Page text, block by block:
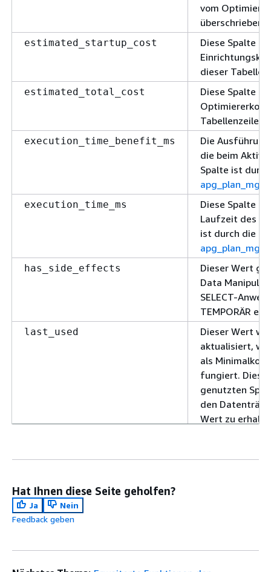
vom
überschrieben
estimated_startup_cost
Diese Spalte
dieser
estimated_total_cost
Diese Spalte
Tabellenzeile.
execution_time_benefit_ms
Die
die beim
Spalte ist
execution_time_ms
Diese Spalte
Laufzeit des
ist durch die
has_side_effects
Dieser Wert
Data
SELECT-
TEMPORÄR
last_used
Dieser Wert
aktualisiert,
als
fungiert.
genutzten
den
Wert zu
plan_hash)
Hat Ihnen diese Seite geholfen?
Ja
Nein
Feedback geben